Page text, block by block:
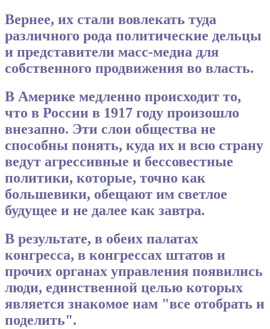
Вернее, их стали вовлекать туда
различного рода политические дельцы
и представители масс-медиа для
собственного продвижения во власть.
В Америке медленно происходит то,
что в России в 1917 году произошло
внезапно. Эти слои общества не
способны понять, куда их и всю страну
ведут агрессивные и бессовестные
политики, которые, точно как
большевики, обещают им светлое
будущее и не далее как завтра.
В результате, в обеих палатах
конгресса, в конгрессах штатов и
прочих органах управления появились
люди, единственной целью которых
является знакомое нам "все отобрать и
поделить".